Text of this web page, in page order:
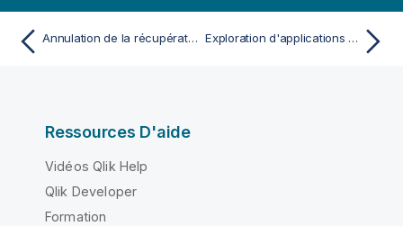
Annulation de la récupération de données Exploration d'applications grâce à l'analyse conversationnelle
Ressources D'aide
Vidéos Qlik Help
Qlik Developer
Formation